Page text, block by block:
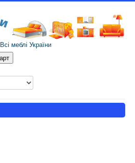
Всі меблі України